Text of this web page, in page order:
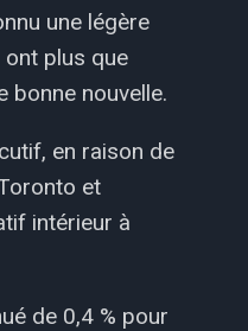
une légère
ont plus que
bonne nouvelle.
en raison de
et
intérieur à
de 0,4 % pour